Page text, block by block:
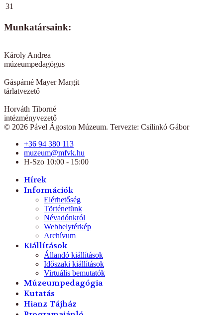
31
Munkatársaink:
Károly Andrea
múzeumpedagógus
Gáspárné Mayer Margit
tárlatvezető
Horváth Tiborné
intézményvezető
© 2026 Pável Ágoston Múzeum. Tervezte: Csilinkó Gábor
+36 94 380 113
muzeum@mfvk.hu
H-Szo 10:00 - 15:00
Hírek
Információk
Elérhetőség
Történetünk
Névadónkról
Webhelytérkép
Archívum
Kiállítások
Állandó kiállítások
Időszaki kiállítások
Virtuális bemutatók
Múzeumpedagógia
Kutatás
Hianz Tájház